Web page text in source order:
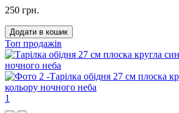
250 грн.
Додати в кошик
Топ продажів
1